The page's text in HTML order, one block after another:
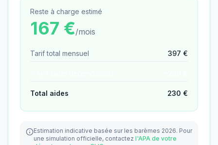
Reste à charge estimé
167 €/mois
Tarif total mensuel 397 €
Total aides 230 €
Estimation indicative basée sur les barèmes 2026. Pour
une simulation officielle, contactez l'APA de votre